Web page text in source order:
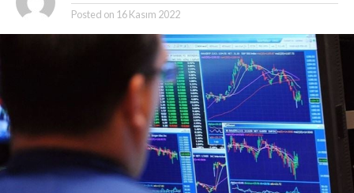
Posted on 16 Kasım 2022